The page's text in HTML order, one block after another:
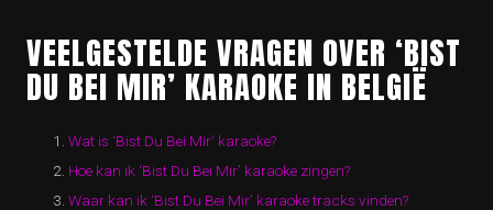
VEELGESTELDE VRAGEN OVER ‘BIST
DU BEI MIR’ KARAOKE IN BELGIË
Wat is ‘Bist Du Bei Mir’ karaoke?
Hoe kan ik ‘Bist Du Bei Mir’ karaoke zingen?
Waar kan ik ‘Bist Du Bei Mir’ karaoke tracks vinden?